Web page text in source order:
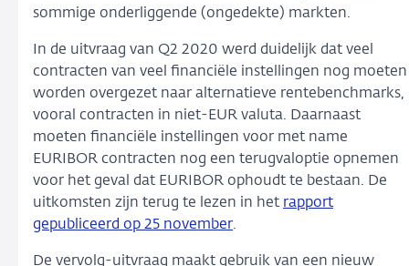
sommige onderliggende (ongedekte) markten.
In de uitvraag van Q2 2020 werd duidelijk dat veel
contracten van veel financiële instellingen nog moeten
worden overgezet naar alternatieve rentebenchmarks,
vooral contracten in niet-EUR valuta. Daarnaast
moeten financiële instellingen voor met name
EURIBOR contracten nog een terugvaloptie opnemen
voor het geval dat EURIBOR ophoudt te bestaan. De
uitkomsten zijn terug te lezen in het rapport
gepubliceerd op 25 november.
De vervolg-uitvraag maakt gebruik van een nieuw